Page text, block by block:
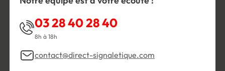
03 28 40 28 40
8h à 18h
contact@direct-signaletique.com